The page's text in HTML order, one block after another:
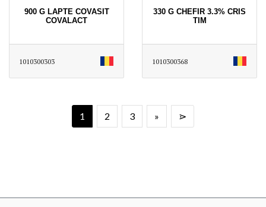
900 G LAPTE COVASIT
COVALACT
1010300303
330 G CHEFIR 3.3% CRIS
TIM
1010300368
1 2 3 » ⋗